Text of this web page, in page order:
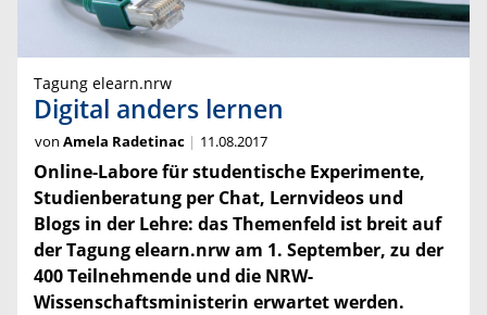
Tagung elearn.nrw
Digital anders lernen
von Amela Radetinac 11.08.2017
Online-Labore für studentische Experimente,
Studienberatung per Chat, Lernvideos und
Blogs in der Lehre: das Themenfeld ist breit auf
der Tagung elearn.nrw am 1. September, zu der
400 Teilnehmende und die NRW-
Wissenschaftsministerin erwartet werden.